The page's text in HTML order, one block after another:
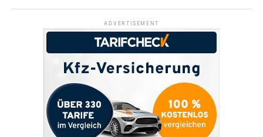
ADVERTISEMENT